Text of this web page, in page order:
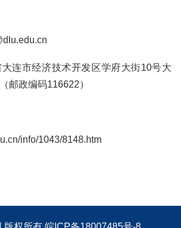
连市经济技术开发区学府大街10号大
邮政编码116622）
info/1043/8148.htm